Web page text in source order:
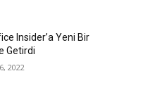
Insider’a Yeni Bir
Getirdi
2022